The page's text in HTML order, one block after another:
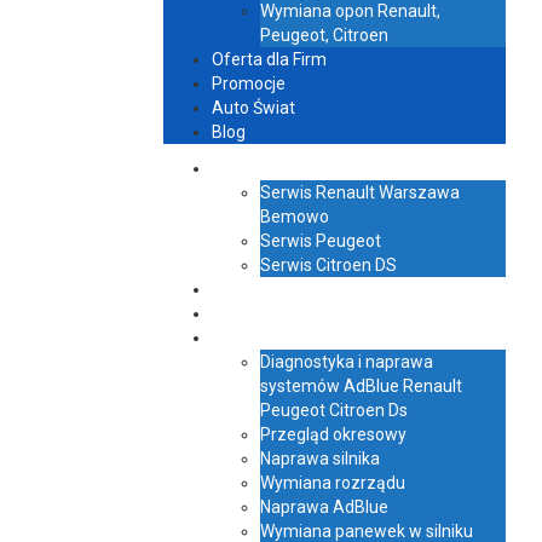
Wymiana opon Renault,
Peugeot, Citroen
Oferta dla Firm
Promocje
Auto Świat
Blog
Serwis Renault Warszawa
Bemowo
Serwis Peugeot
Serwis Citroen DS
Diagnostyka i naprawa
systemów AdBlue Renault
Peugeot Citroen Ds
Przegląd okresowy
Naprawa silnika
Wymiana rozrządu
Naprawa AdBlue
Wymiana panewek w silniku